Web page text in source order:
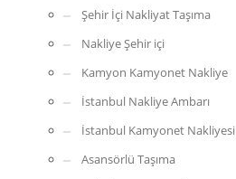
Şehir İçi Nakliyat Taşıma
Nakliye Şehir içi
Kamyon Kamyonet Nakliye
İstanbul Nakliye Ambarı
İstanbul Kamyonet Nakliyesi
Asansörlü Taşıma